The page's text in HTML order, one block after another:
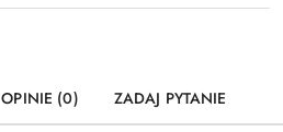
OPINIE (0) ZADAJ PYTANIE